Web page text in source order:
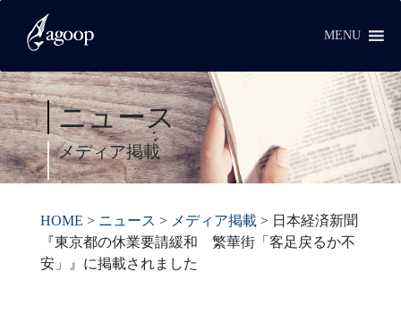
MENU
ニュース
メディア掲載
HOME > ニュース > メディア掲載> 日本経済新聞
『東京都の休業要請緩和 繁華街「客足戻るか不
安」』に掲載されました